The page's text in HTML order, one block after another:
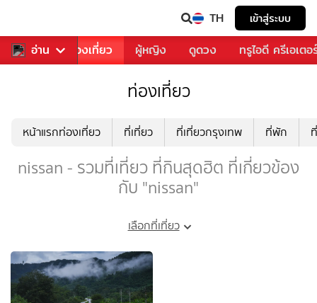
TH เข้าสู่ระบบ
อ่าน
อาหาร ท่องเที่ยว ผู้หญิง ดูดวง ทรูไอดี ครีเอเตอ
ท่องเที่ยว
หน้าแรกท่องเที่ยว ที่เที่ยว ที่เที่ยวกรุงเทพ ที่พัก
nissan - รวมที่เที่ยว ที่กินสุดฮิต ที่เกี่ยวข้อง
กับ "nissan"
เลือกที่เที่ยว